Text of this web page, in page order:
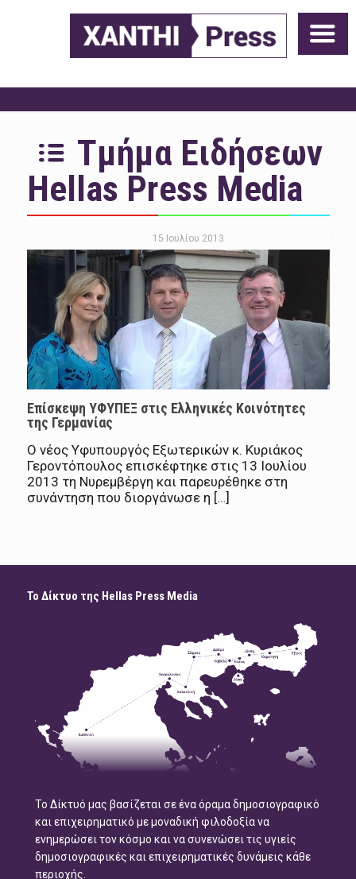
Τμήμα Ειδήσεων
Hellas Press Media
15 Ιουλίου 2013
Επίσκεψη ΥΦΥΠΕΞ στις Ελληνικές Κοινότητες
της Γερμανίας
Ο νέος Υφυπουργός Εξωτερικών κ. Κυριάκος
Γεροντόπουλος επισκέφτηκε στις 13 Ιουλίου
2013 τη Νυρεμβέργη και παρευρέθηκε στη
συνάντηση που διοργάνωσε η […]
Το Δίκτυο της Hellas Press Media
Το Δίκτυό μας βασίζεται σε ένα όραμα δημοσιογραφικό
και επιχειρηματικό με μοναδική φιλοδοξία να
ενημερώσει τον κόσμο και να συνενώσει τις υγιείς
δημοσιογραφικές και επιχειρηματικές δυνάμεις κάθε
περιοχής.